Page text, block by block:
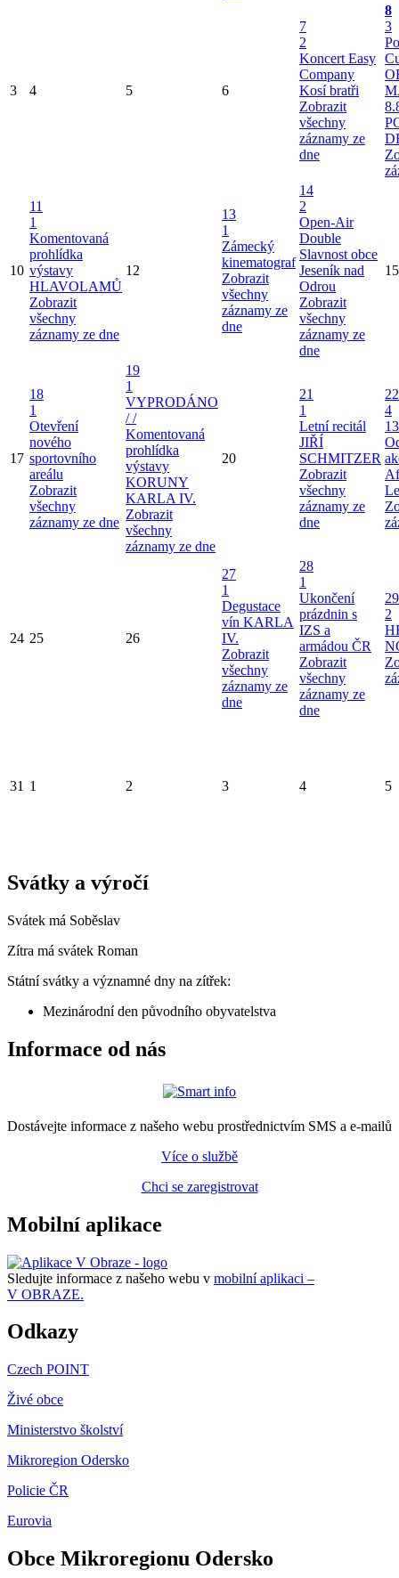
3 4 5 6
7
2
Koncert Easy
Company
Kosí bratři
Zobrazit
všechny
záznamy ze
dne
8
3
10
11
1
Komentovaná
prohlídka
výstavy
HLAVOLAMŮ
Zobrazit
všechny
záznamy ze dne
12
13
1
Zámecký
kinematograf
Zobrazit
všechny
záznamy ze
dne
14
2
Open-Air
Double
Slavnost obce
Jeseník nad
Odrou
Zobrazit
všechny
záznamy ze
dne
15
17
18
1
Otevření
nového
sportovního
areálu
Zobrazit
všechny
záznamy ze dne
19
1
VYPRODÁNO
/ /
Komentovaná
prohlídka
výstavy
KORUNY
KARLA IV.
Zobrazit
všechny
záznamy ze dne
20
21
1
Letní recitál
JIŘÍ
SCHMITZER
Zobrazit
všechny
záznamy ze
dne
22
4
24 25 26
27
1
Degustace
vín KARLA
IV.
Zobrazit
všechny
záznamy ze
dne
28
1
Ukončení
prázdnin s
IZS a
armádou ČR
Zobrazit
všechny
záznamy ze
dne
29
2
31 1 2 3 4 5
Svátky a výročí
Svátek má Soběslav
Zítra má svátek Roman
Státní svátky a významné dny na zítřek:
Mezinárodní den původního obyvatelstva
Informace od nás
Dostávejte informace z našeho webu prostřednictvím SMS a e-mailů
Více o službě
Chci se zaregistrovat
Mobilní aplikace
Sledujte informace z našeho webu v mobilní aplikaci –
V OBRAZE.
Odkazy
Czech POINT
Živé obce
Ministerstvo školství
Mikroregion Odersko
Policie ČR
Eurovia
Obce Mikroregionu Odersko